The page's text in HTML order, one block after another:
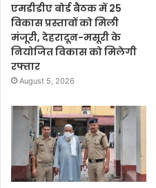
एमडीडीए बोर्ड बैठक में 25
विकास प्रस्तावों को मिली
मंजूरी, देहरादून-मसूरी के
नियोजित विकास को मिलेगी
रफ्तार
August 5, 2026